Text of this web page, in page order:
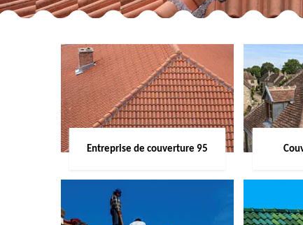
Entreprise de couverture 95